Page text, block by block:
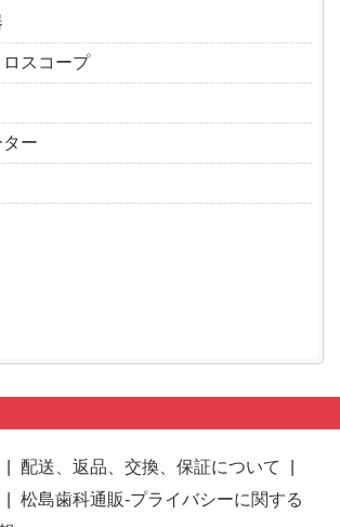
スコープ
ー
配送、返品、交換、保証について
松島歯科通販-プライバシーに関する